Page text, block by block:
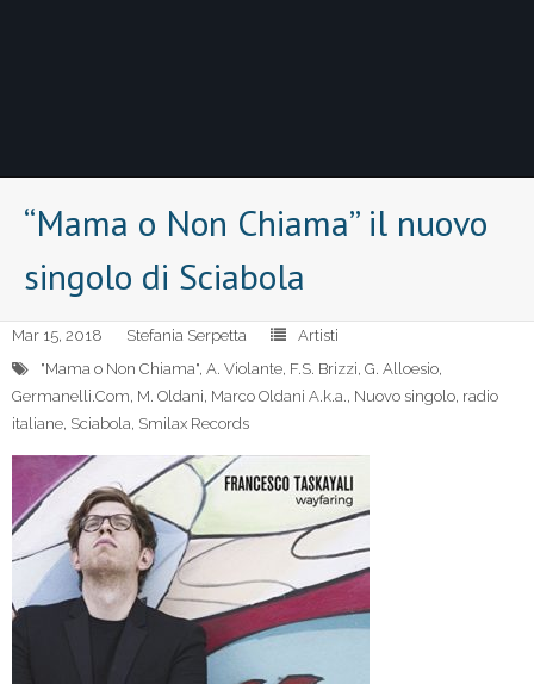
“Mama o Non Chiama” il nuovo
singolo di Sciabola
Mar 15, 2018 Stefania Serpetta
Artisti
"Mama o Non Chiama", A. Violante, F.S. Brizzi, G. Alloesio,
Germanelli.Com, M. Oldani, Marco Oldani A.k.a., Nuovo singolo, radio
italiane, Sciabola, Smilax Records